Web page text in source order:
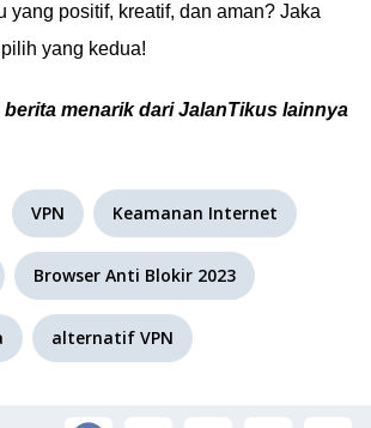
yang positif, kreatif, dan aman? Jaka
yang kedua!
menarik dari JalanTikus lainnya
VPN Keamanan Internet
Browser Anti Blokir 2023
alternatif VPN